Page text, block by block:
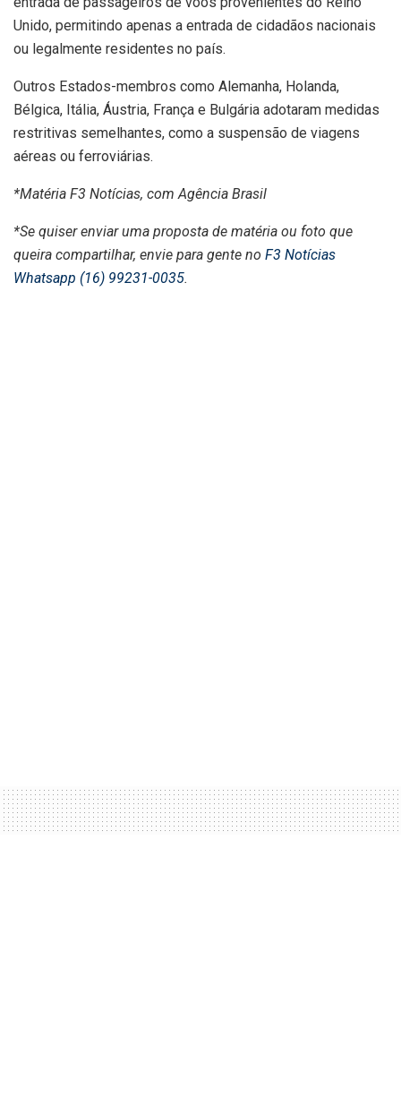
Unido, permitindo apenas a entrada de cidadãos nacionais
ou legalmente residentes no país.
Outros Estados-membros como Alemanha, Holanda,
Bélgica, Itália, Áustria, França e Bulgária adotaram medidas
restritivas semelhantes, como a suspensão de viagens
aéreas ou ferroviárias.
*Matéria F3 Notícias, com Agência Brasil
*Se quiser enviar uma proposta de matéria ou foto que
queira compartilhar, envie para gente no F3 Notícias
Whatsapp (16) 99231-0035.